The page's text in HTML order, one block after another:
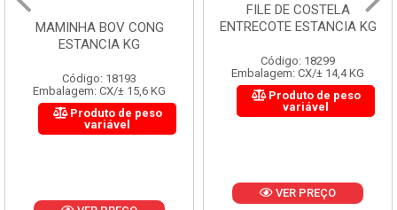
MAMINHA BOV CONG
ESTANCIA KG
Código: 18193
Embalagem: CX/± 15,6 KG
Produto de peso
variável
FILE DE COSTELA
ENTRECOTE ESTANCIA KG
Código: 18299
Embalagem: CX/± 14,4 KG
Produto de peso
variável
VER PREÇO